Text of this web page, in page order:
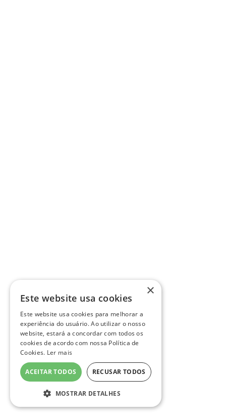
×
Este website usa cookies
Este website usa cookies para melhorar a
experiência do usuário. Ao utilizar o nosso
website, estará a concordar com todos os
cookies de acordo com nossa Política de
Cookies. Ler mais
ACEITAR TODOS RECUSAR TODOS
MOSTRAR DETALHES